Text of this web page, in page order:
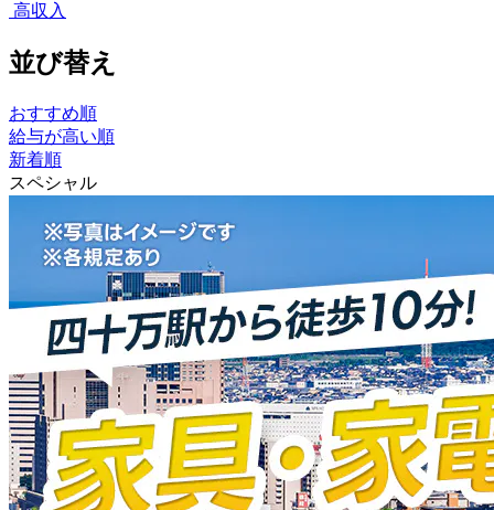
高収入
並び替え
おすすめ順
給与が高い順
新着順
スペシャル